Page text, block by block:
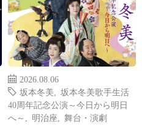
2026.08.06
坂本冬美
坂本冬美歌手生活
40周年記念公演～今日から明日
へ～
明治座 舞台・演劇